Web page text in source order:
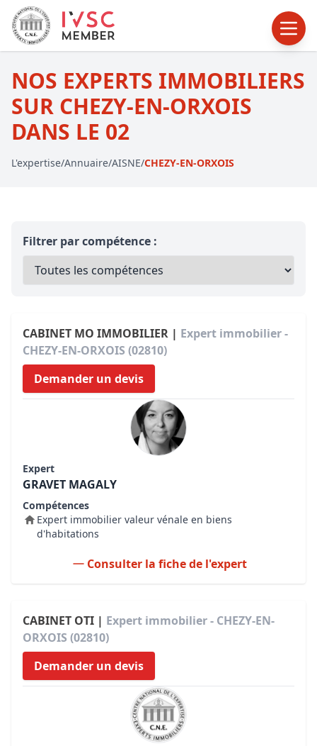
NOS EXPERTS IMMOBILIERS
SUR CHEZY-EN-ORXOIS
DANS LE 02
L'expertise/Annuaire/AISNE/CHEZY-EN-ORXOIS
Filtrer par compétence :
CABINET MO IMMOBILIER | Expert immobilier -
CHEZY-EN-ORXOIS (02810)
Demander un devis
Expert
GRAVET MAGALY
Compétences
Expert immobilier valeur vénale en biens
d'habitations
Consulter la fiche de l'expert
CABINET OTI | Expert immobilier - CHEZY-EN-
ORXOIS (02810)
Demander un devis